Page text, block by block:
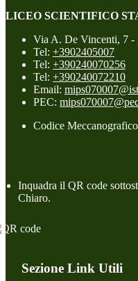
LICEO SCIENTIFICO
Via A. De Vincenti, 7
Tel: +3902405007
Tel: +390240070256
Tel: +390240072210
Email:
PEC:
Codice
Inquadra il QR code
Chiaro.
Sezione Link Utili